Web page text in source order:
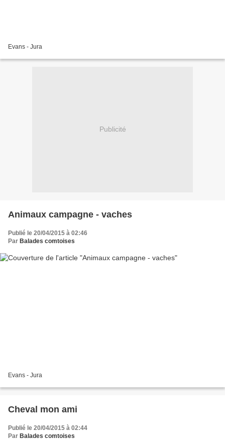
Evans - Jura
Publicité
Animaux campagne - vaches
Publié le 20/04/2015 à 02:46
Par Balades comtoises
Evans - Jura
Cheval mon ami
Publié le 20/04/2015 à 02:44
Par Balades comtoises